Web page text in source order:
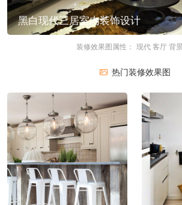
黑白现代三居室内装饰设计
装修效果图属性： 现代 客厅背
热门装修效果图